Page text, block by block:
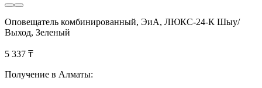
Оповещатель комбинированный, ЭиА, ЛЮКС-24-К Шыy/
Выход, Зеленый
5 337 ₸
Получение в Алматы: